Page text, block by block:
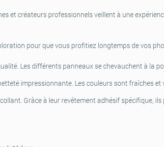
et créateurs professionnels veillent à une
pour que vous profitiez longtemps de vos
Les différents panneaux se chevauchent à la
impressionnante. Les couleurs sont fraîches et
Grâce à leur revêtement adhésif spécifique,